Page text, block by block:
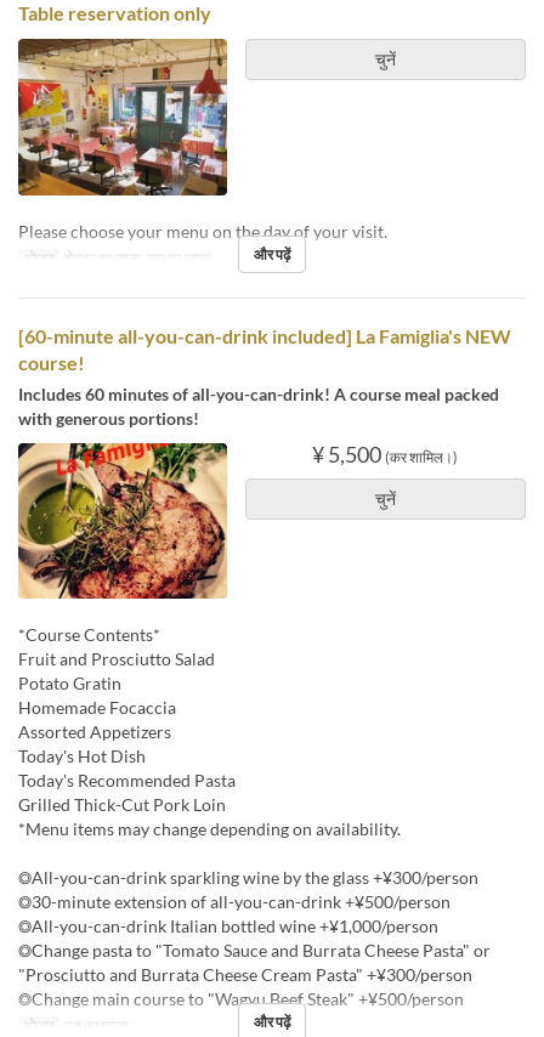
Table reservation only
चुनें
Please choose your menu on the day of your visit.
भोजन दोपहर का खाना, रात का खाना और पढ़ें
[60-minute all-you-can-drink included] La Famiglia's NEW
course!
Includes 60 minutes of all-you-can-drink! A course meal packed
with generous portions!
¥ 5,500 (कर शामिल।)
चुनें
*Course Contents*
Fruit and Prosciutto Salad
Potato Gratin
Homemade Focaccia
Assorted Appetizers
Today's Hot Dish
Today's Recommended Pasta
Grilled Thick-Cut Pork Loin
*Menu items may change depending on availability.
◎All-you-can-drink sparkling wine by the glass +¥300/person
◎30-minute extension of all-you-can-drink +¥500/person
◎All-you-can-drink Italian bottled wine +¥1,000/person
◎Change pasta to "Tomato Sauce and Burrata Cheese Pasta" or
"Prosciutto and Burrata Cheese Cream Pasta" +¥300/person
◎Change main course to "Wagyu Beef Steak" +¥500/person
भोजन रात का खाना और पढ़ें